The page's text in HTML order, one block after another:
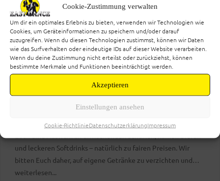
Cookie-Zustimmung verwalten
Um dir ein optimales Erlebnis zu bieten, verwenden wir Technologien wie
Cookies, um Geräteinformationen zu speichern und/oder darauf
zuzugreifen. Wenn du diesen Technologien zustimmst, können wir Daten
wie das Surfverhalten oder eindeutige IDs auf dieser Website verarbeiten.
Wenn du deine Zustimmung nicht erteilst oder zurückziehst, können
bestimmte Merkmale und Funktionen beeinträchtigt werden.
Akzeptieren
Einstellungen ansehen
Cookie-RichtlinieDatenschutzerklärungImpressum
KOSTENLOSE PROBESTUNDE VEREINBAREN!
UNSERE KLEINE TANZBAR
Liebe Tänzerinnen und Tänzer, an unserer Tanzbar erwartet
und leckeren Softdrinks – natürlich zu fairen Preisen. Wir
bitten Euch daher, auf eigene Getränke zu verzichten und
stattdessen unser Angebot zu genießen. Vielen Dank für Euer
weiterlesen...